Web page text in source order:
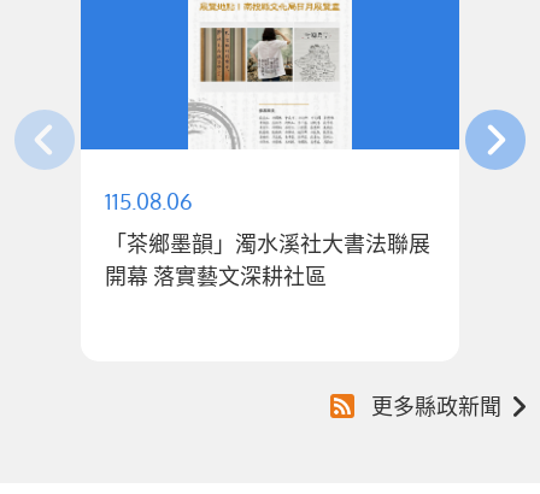
115.08.06
「茶鄉墨韻」濁水溪社大書法聯展
開幕 落實藝文深耕社區
更多縣政新聞